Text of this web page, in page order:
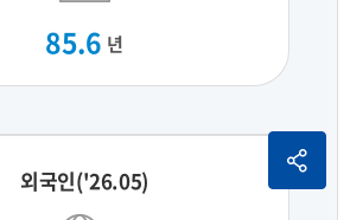
85.6 년
외국인('26.05)